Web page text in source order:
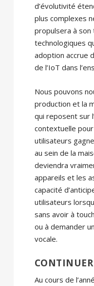
d’évolutivité
plus complexes
propulsera à
technologiques
adoption accrue
de l’IoT dans
Nous pouvons
production et la
qui reposent sur
contextuelle
utilisateurs
au sein de la
deviendra
appareils et les
capacité
utilisateurs
sans avoir à
ou à demander
vocale.
Au cours de